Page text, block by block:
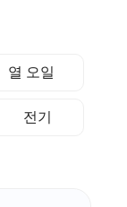
열 오일
전기